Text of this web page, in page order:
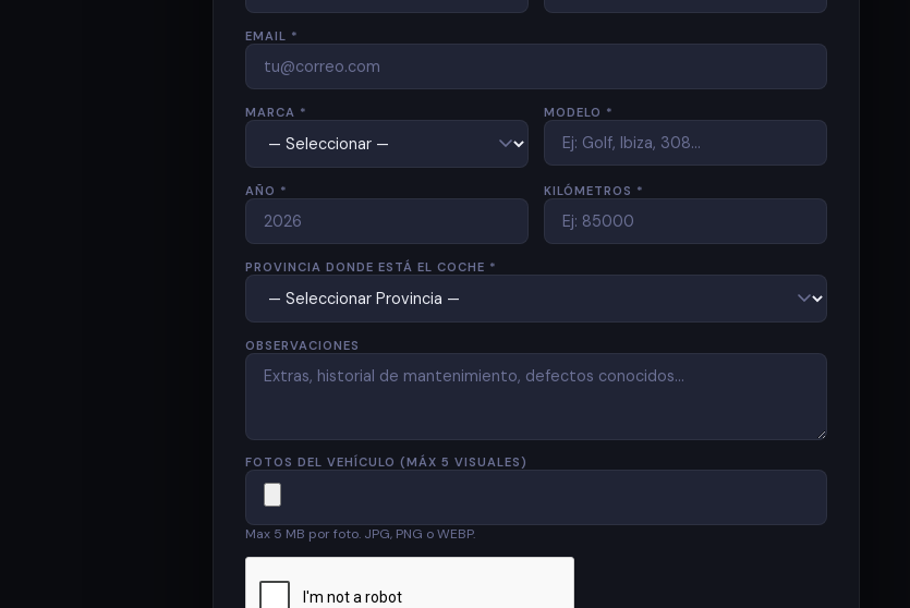
EMAIL *
MARCA * MODELO *
AÑO * KILÓMETROS *
PROVINCIA DONDE ESTÁ EL COCHE *
OBSERVACIONES
FOTOS DEL VEHÍCULO (MÁX 5 VISUALES)
Max 5 MB por foto. JPG, PNG o WEBP.